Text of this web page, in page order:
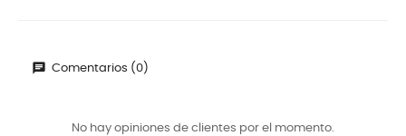
Comentarios (0)
No hay opiniones de clientes por el momento.